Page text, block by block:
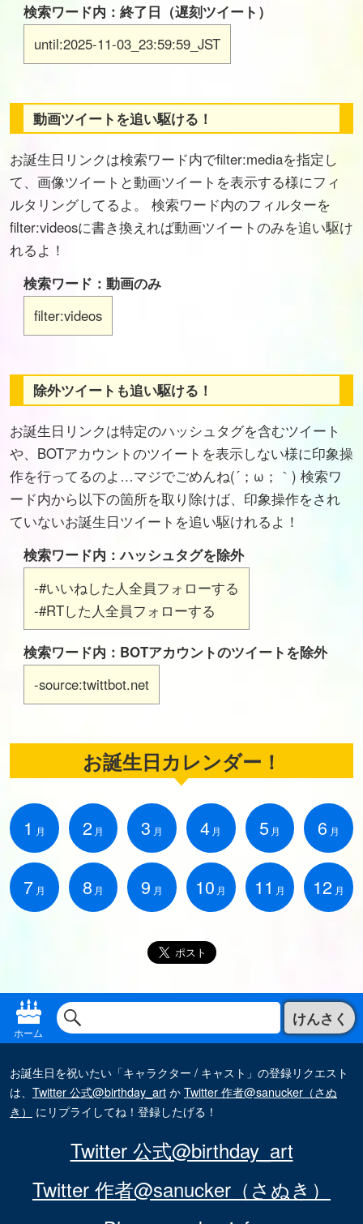
検索ワード内：終了日（遅刻ツイート）
until:2025-11-03_23:59:59_JST
動画ツイートを追い駆ける！
お誕生日リンクは検索ワード内でfilter:mediaを指定し
て、画像ツイートと動画ツイートを表示する様にフィ
ルタリングしてるよ。 検索ワード内のフィルターを
filter:videosに書き換えれば動画ツイートのみを追い駆け
れるよ！
検索ワード：動画のみ
filter:videos
除外ツイートも追い駆ける！
お誕生日リンクは特定のハッシュタグを含むツイート
や、BOTアカウントのツイートを表示しない様に印象操
作を行ってるのよ…マジでごめんね(´；ω；｀) 検索ワ
ード内から以下の箇所を取り除けば、印象操作をされ
ていないお誕生日ツイートを追い駆けれるよ！
検索ワード内：ハッシュタグを除外
-#いいねした人全員フォローする
-#RTした人全員フォローする
検索ワード内：BOTアカウントのツイートを除外
-source:twittbot.net
お誕生日カレンダー！
1 月 2 月 3 月 4 月 5 月 6 月
7 月 8 月 9 月 10 月 11 月 12 月
ホーム
けんさく
お誕生日を祝いたい「キャラクター / キャスト」の登録リクエスト
は、 Twitter 公式@birthday_artかTwitter 作者@sanucker（さぬ
き）
にリプライしてね！登録したげる！
Twitter 公式@birthday_art
Twitter 作者@sanucker（さぬき）